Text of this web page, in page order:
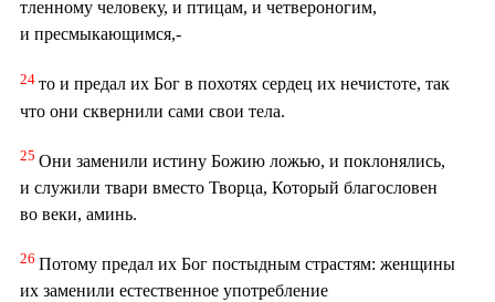
тленному человеку, и птицам, и четвероногим,
и пресмыкающимся,-
24 то и предал их Бог в похотях сердец их нечистоте, так
что они сквернили сами свои тела.
25 Они заменили истину Божию ложью, и поклонялись,
и служили твари вместо Творца, Который благословен
во веки, аминь.
26 Потому предал их Бог постыдным страстям: женщины
их заменили естественное употребление